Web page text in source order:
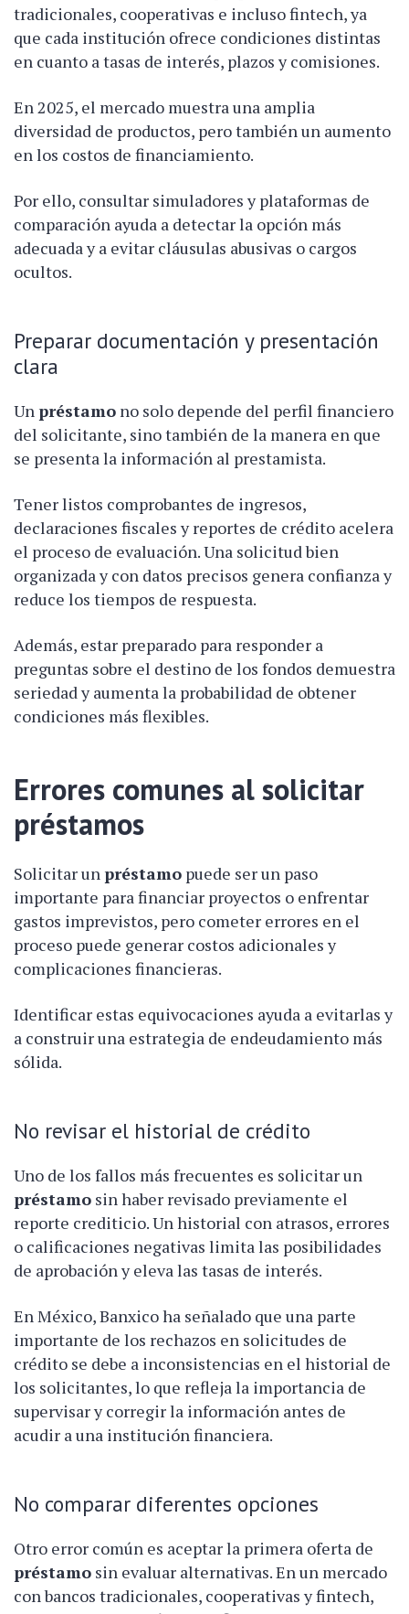
tradicionales, cooperativas e incluso fintech, ya
que cada institución ofrece condiciones distintas
en cuanto a tasas de interés, plazos y comisiones.
En 2025, el mercado muestra una amplia
diversidad de productos, pero también un aumento
en los costos de financiamiento.
Por ello, consultar simuladores y plataformas de
comparación ayuda a detectar la opción más
adecuada y a evitar cláusulas abusivas o cargos
ocultos.
Preparar documentación y presentación
clara
Un préstamo no solo depende del perfil financiero
del solicitante, sino también de la manera en que
se presenta la información al prestamista.
Tener listos comprobantes de ingresos,
declaraciones fiscales y reportes de crédito acelera
el proceso de evaluación. Una solicitud bien
organizada y con datos precisos genera confianza y
reduce los tiempos de respuesta.
Además, estar preparado para responder a
preguntas sobre el destino de los fondos demuestra
seriedad y aumenta la probabilidad de obtener
condiciones más flexibles.
Errores comunes al solicitar
préstamos
Solicitar un préstamo puede ser un paso
importante para financiar proyectos o enfrentar
gastos imprevistos, pero cometer errores en el
proceso puede generar costos adicionales y
complicaciones financieras.
Identificar estas equivocaciones ayuda a evitarlas y
a construir una estrategia de endeudamiento más
sólida.
No revisar el historial de crédito
Uno de los fallos más frecuentes es solicitar un
préstamo sin haber revisado previamente el
reporte crediticio. Un historial con atrasos, errores
o calificaciones negativas limita las posibilidades
de aprobación y eleva las tasas de interés.
En México, Banxico ha señalado que una parte
importante de los rechazos en solicitudes de
crédito se debe a inconsistencias en el historial de
los solicitantes, lo que refleja la importancia de
supervisar y corregir la información antes de
acudir a una institución financiera.
No comparar diferentes opciones
Otro error común es aceptar la primera oferta de
préstamo sin evaluar alternativas. En un mercado
con bancos tradicionales, cooperativas y fintech,